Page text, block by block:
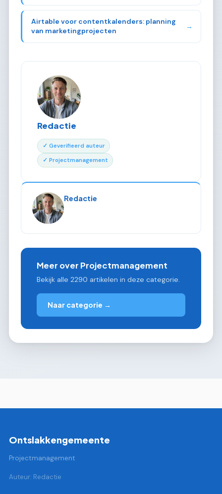
Airtable voor contentkalenders: planning
van marketingprojecten
→
Redactie
✓ Geverifieerd auteur
✓ Projectmanagement
Redactie
Meer over Projectmanagement
Bekijk alle 2290 artikelen in deze categorie.
Naar categorie →
Ontslakkengemeente
Projectmanagement
Auteur: Redactie